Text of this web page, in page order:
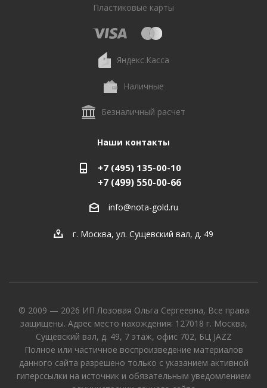
Пластиковые карты
Яндекс.Касса
Наличные
Безналичный расчет
Наши контакты
+7 (495) 135-00-10
+7 (499) 550-00-66
info@nota-gold.ru
г. Москва, ул. Сущевский вал, д. 49
© 2009 — 2026 ИП Лозовая Ольга Сергеевна, Все права
защищены. Адрес место нахождения: 127018 г. Москва,
Сущевский вал, д. 49, 7 этаж, офис 702, БЦ JAZZ
Полное или частичное воспроизведение материалов
данного сайта разрешено только с указанием активной
гиперссылки на источник и обязательным уведомлением